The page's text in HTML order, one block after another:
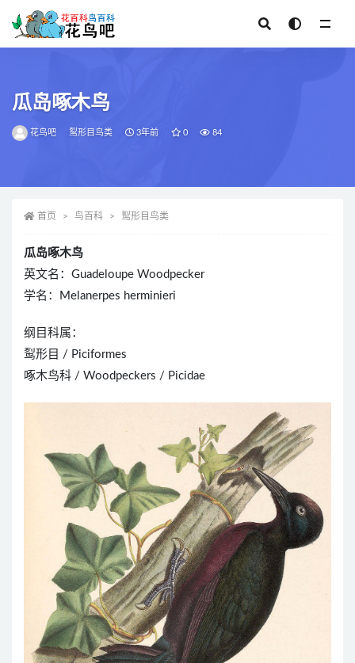
瓜岛啄木鸟
花鸟吧 䴕形目鸟类 3年前 0 84
首页 鸟百科 䴕形目鸟类
瓜岛啄木鸟
英文名：Guadeloupe Woodpecker
学名：Melanerpes herminieri
纲目科属：
䴕形目 / Piciformes
啄木鸟科 / Woodpeckers / Picidae